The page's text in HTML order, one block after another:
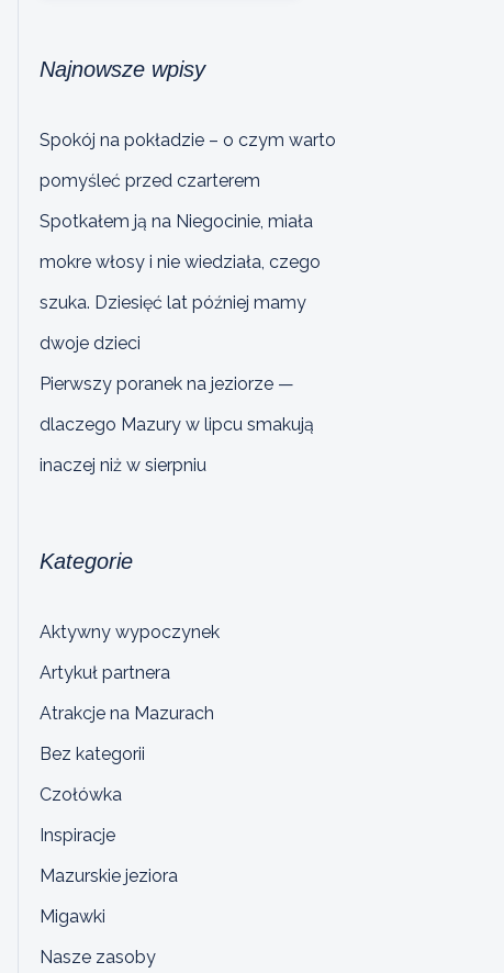
Najnowsze wpisy
Spokój na pokładzie – o czym warto
pomyśleć przed czarterem
Spotkałem ją na Niegocinie, miała
mokre włosy i nie wiedziała, czego
szuka. Dziesięć lat później mamy
dwoje dzieci
Pierwszy poranek na jeziorze —
dlaczego Mazury w lipcu smakują
inaczej niż w sierpniu
Kategorie
Aktywny wypoczynek
Artykuł partnera
Atrakcje na Mazurach
Bez kategorii
Czołówka
Inspiracje
Mazurskie jeziora
Migawki
Nasze zasoby